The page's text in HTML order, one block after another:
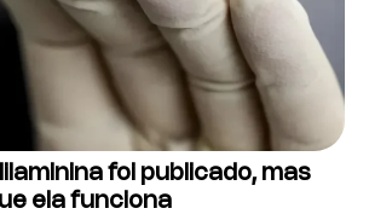
foi publicado, mas
ela funciona